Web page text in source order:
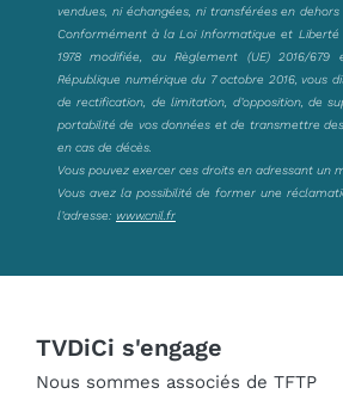
vendues, ni échangées, ni transférées en dehors
Conformément à la Loi Informatique et Liberté
1978 modifiée, au Règlement (UE) 2016/
République numérique du 7 octobre 2016, vous
de rectification, de limitation, d’opposition, de
portabilité de vos données et de transmettre
en cas de décès.
Vous pouvez exercer ces droits en adressant un
Vous avez la possibilité de former une
l’adresse: www.cnil.fr
TVDiCi s'engage
Nous sommes associés de TFTP